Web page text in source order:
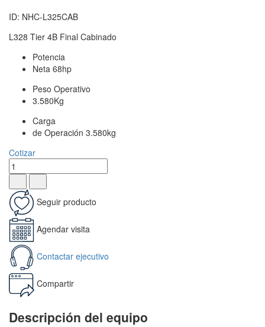
ID: NHC-L325CAB
L328 Tier 4B Final Cabinado
Potencia
Neta 68hp
Peso Operativo
3.580Kg
Carga
de Operación 3.580kg
Cotizar
Seguir producto
Agendar visita
Contactar ejecutivo
Compartir
Descripción del equipo